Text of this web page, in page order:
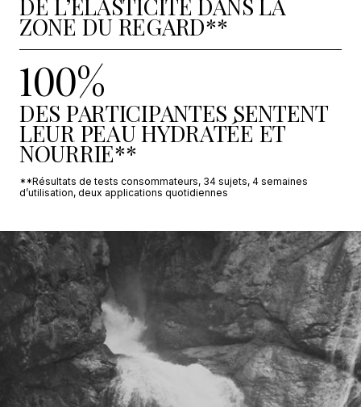
ZONE DU REGARD**
100%
DES PARTICIPANTES SENTENT
LEUR PEAU HYDRATÉE ET
NOURRIE**
**Résultats de tests consommateurs, 34 sujets, 4 semaines
d’utilisation, deux applications quotidiennes